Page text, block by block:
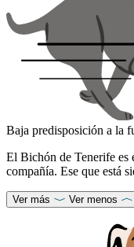
Baja predisposición a la
El Bichón de Tenerife es
compañía. Ese que está
Ver más Ver menos